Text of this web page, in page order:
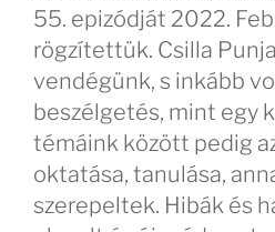
55. epizódját 2022.
rögzítettük. Csilla
vendégünk, s inkább
beszélgetés, mint egy
témáink között pedig
oktatása, tanulása,
szerepeltek. Hibák és